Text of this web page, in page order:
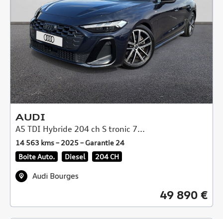
AUDI
A5 TDI Hybride 204 ch S tronic 7...
14 563 kms – 2025 – Garantie 24
Boite Auto.
Diesel 204 CH
Audi Bourges
49 890 €